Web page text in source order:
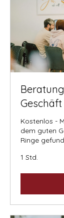
Geschäft
Kostenlos -
dem guten
Ringe
1 Std.